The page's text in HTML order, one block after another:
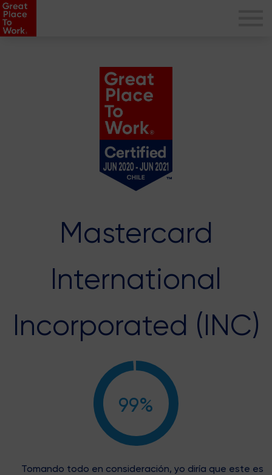
Mastercard
International
Incorporated (INC)
99%
Tomando todo en consideración, yo diría que este es